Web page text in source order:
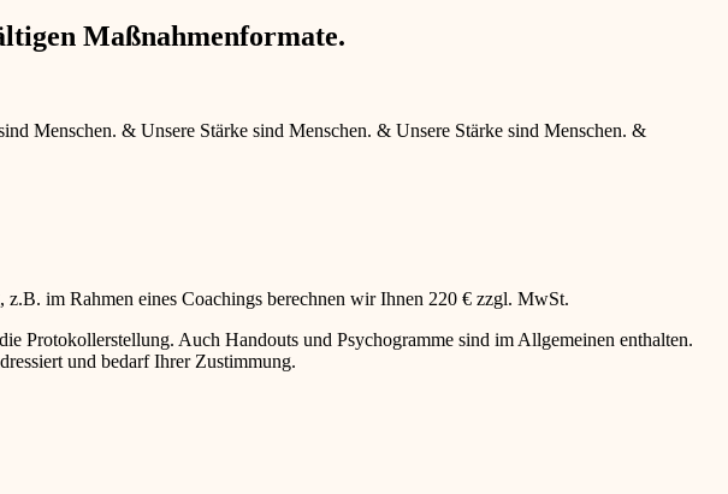
Maßnahmenformate.
Menschen. & Unsere Stärke sind Menschen. & Unsere Stärke sind Menschen. &
im Rahmen eines Coachings berechnen wir Ihnen 220 € zzgl. MwSt.
Protokollerstellung. Auch Handouts und Psychogramme sind im Allgemeinen enthalten.
und bedarf Ihrer Zustimmung.